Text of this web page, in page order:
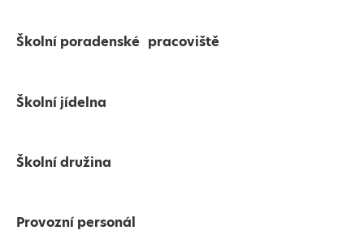
Školní poradenské pracoviště
Školní jídelna
Školní družina
Provozní personál